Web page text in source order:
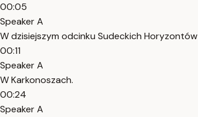
00:05
Speaker A
W dzisiejszym odcinku Sudeckich
00:11
Speaker A
W Karkonoszach.
00:24
Speaker A